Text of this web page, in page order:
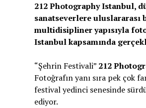
212 Photography Istanbul,
sanatseverlere uluslararası
multidisipliner yapısıyla
Istanbul kapsamında
“Şehrin Festivali” 212
Fotoğrafın yanı sıra pek çok
festival yedinci senesinde
ediyor.